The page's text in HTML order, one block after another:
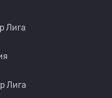
Лига
Лига